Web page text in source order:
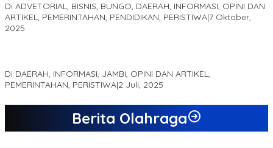
Di ADVETORIAL, BISNIS, BUNGO, DAERAH, INFORMASI, OPINI DAN
ARTIKEL, PEMERINTAHAN, PENDIDIKAN, PERISTIWA|7 Oktober,
2025
Di DAERAH, INFORMASI, JAMBI, OPINI DAN ARTIKEL,
PEMERINTAHAN, PERISTIWA|2 Juli, 2025
Berita Olahraga